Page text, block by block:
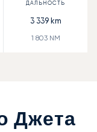
3 339km
1 803NM
Джета